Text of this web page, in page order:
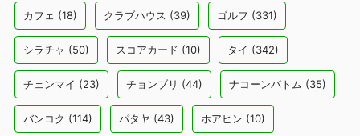
カフェ (18) クラブハウス (39) ゴルフ (331)
シラチャ (50) スコアカード (10) タイ (342)
チェンマイ (23) チョンブリ (44) ナコーンパトム (35)
バンコク (114) パタヤ (43) ホアヒン (10)